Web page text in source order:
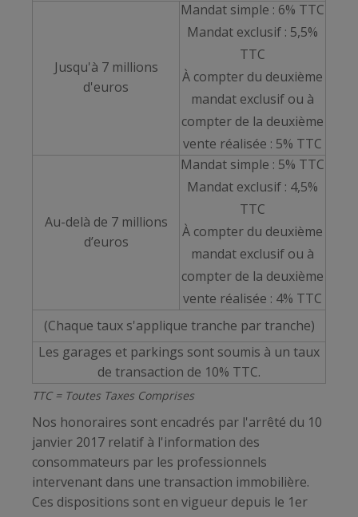
Jusqu'à 7 millions
d'euros
Mandat simple : 6% TTC
Mandat exclusif : 5,5%
TTC
À compter du deuxième
mandat exclusif ou à
compter de la deuxième
vente réalisée : 5% TTC
Au-delà de 7 millions
d’euros
Mandat simple : 5% TTC
Mandat exclusif : 4,5%
TTC
À compter du deuxième
mandat exclusif ou à
compter de la deuxième
vente réalisée : 4% TTC
(Chaque taux s'applique tranche par tranche)
Les garages et parkings sont soumis à un taux
de transaction de 10% TTC.
TTC = Toutes Taxes Comprises
Nos honoraires sont encadrés par l'arrêté du 10
janvier 2017 relatif à l'information des
consommateurs par les professionnels
intervenant dans une transaction immobilière.
Ces dispositions sont en vigueur depuis le 1er